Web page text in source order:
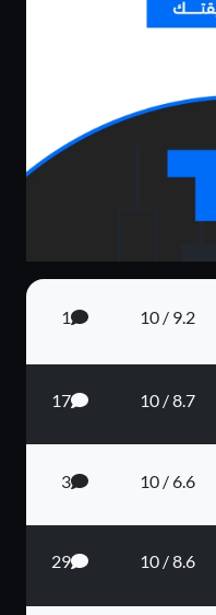
9.2 / 10
1
8.7 / 10
17
6.6 / 10
3
8.6 / 10
29